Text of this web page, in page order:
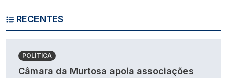
RECENTES
POLÍTICA
Câmara da Murtosa apoia associações